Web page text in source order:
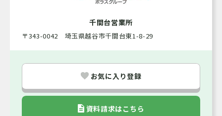
都市計画 市街
用途地域 一中
諸費用
千間台営業所
〒343-0042 埼玉県越谷市千間台東1-8-29
お気に入り登録
資料請求はこちら